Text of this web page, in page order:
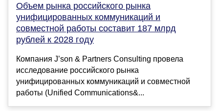
Объем рынка российского рынка
унифицированных коммуникаций и
совместной работы составит 187 млрд
рублей к 2028 году
Компания J’son & Partners Consulting провела
исследование российского рынка
унифицированных коммуникаций и совместной
работы (Unified Communications&...